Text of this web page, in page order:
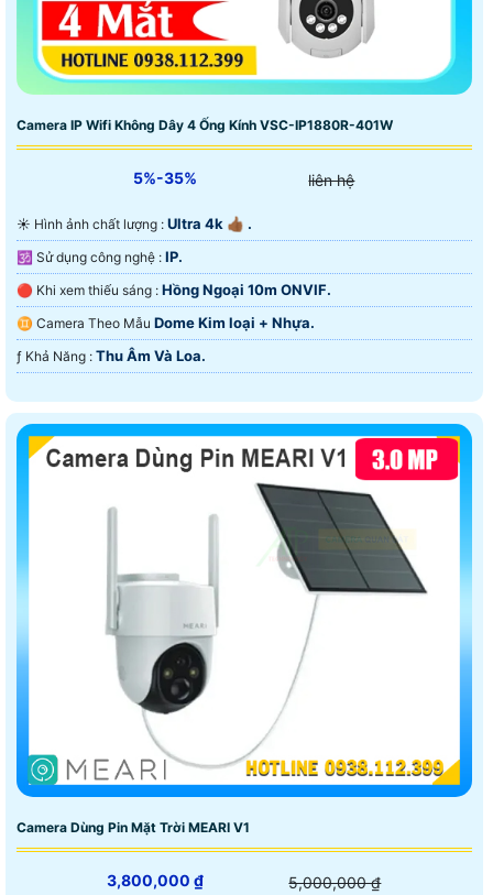
Camera IP Wifi Không Dây 4 Ống Kính VSC-IP1880R-401W
5%-35% liên hệ
☀️ Hình ảnh chất lượng : Ultra 4k 👍🏾 .
🕉️ Sử dụng công nghệ : IP.
🔴 Khi xem thiếu sáng : Hồng Ngoại 10m ONVIF.
♊ Camera Theo Mẫu Dome Kim loại + Nhựa.
️ƒ Khả Năng : Thu Âm Và Loa.
Camera Dùng Pin Mặt Trời MEARI V1
3,800,000 ₫ 5,000,000 ₫